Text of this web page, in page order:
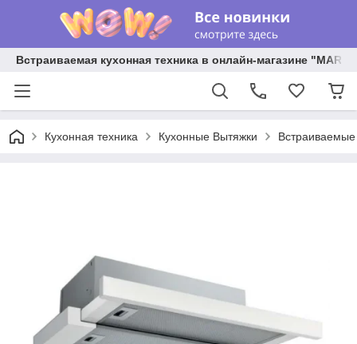
Встраиваемая кухонная техника в онлайн-магазине "MARY
Кухонная техника Кухонные Вытяжки